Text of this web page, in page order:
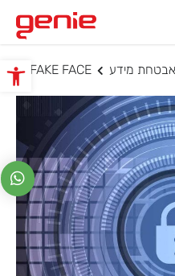
פתח
מידע FAKE FACE